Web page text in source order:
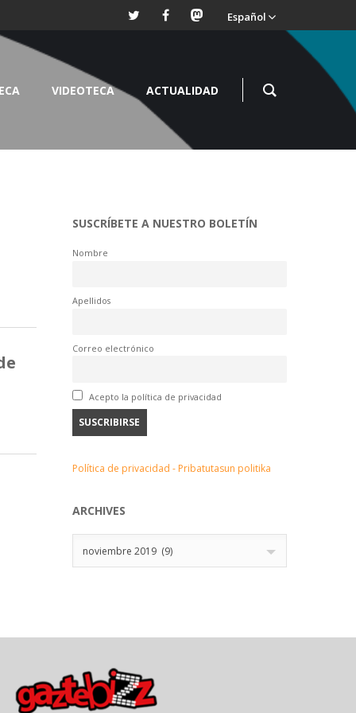
Español
VIDEOTECA ACTUALIDAD
SUSCRÍBETE A NUESTRO BOLETÍN
Nombre
Apellidos
Correo electrónico
Acepto la política de privacidad
Política de privacidad - Pribatutasun politika
ARCHIVES
noviembre 2019 (9)